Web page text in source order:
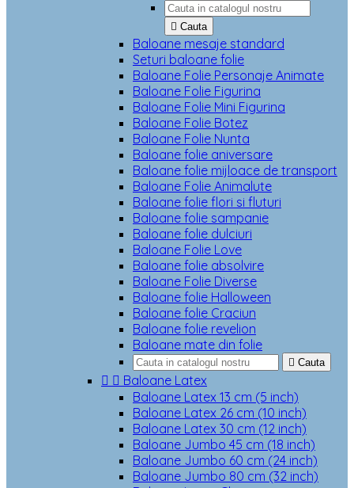
 Cauta
Baloane mesaje standard
Seturi baloane folie
Baloane Folie Personaje Animate
Baloane Folie Figurina
Baloane Folie Mini Figurina
Baloane Folie Botez
Baloane Folie Nunta
Baloane folie aniversare
Baloane folie mijloace de transport
Baloane Folie Animalute
Baloane folie flori si fluturi
Baloane folie sampanie
Baloane folie dulciuri
Baloane Folie Love
Baloane folie absolvire
Baloane Folie Diverse
Baloane folie Halloween
Baloane folie Craciun
Baloane folie revelion
Baloane mate din folie
 Cauta
  Baloane Latex
Baloane Latex 13 cm (5 inch)
Baloane Latex 26 cm (10 inch)
Baloane Latex 30 cm (12 inch)
Baloane Jumbo 45 cm (18 inch)
Baloane Jumbo 60 cm (24 inch)
Baloane Jumbo 80 cm (32 inch)